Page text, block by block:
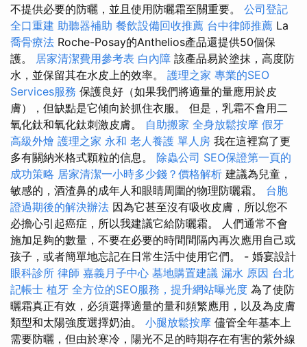
不提供必要的防曬，並且使用防曬霜至關重要。 公司登記
全口重建 助聽器補助 餐飲設備回收推薦 台中律師推薦 La
喬骨療法 Roche-Posay的Anthelios產品還提供50個保
護。 居家清潔費用參考表 白內障 該產品易於塗抹，高度防
水，並保留其在水皮上的效率。 護理之家 專業的SEO
Services服務 保護良好（如果我們將適量的量應用於皮
膚），但缺點是它傾向於抓住衣服。 但是，乳霜不會用二
氧化鈦和氧化鈦刺激皮膚。 自助搬家 全身放鬆按摩 假牙
高級外燴 護理之家 永和 老人養護 單人房 我在這裡寫了更
多有關納米格式顆粒的信息。 除蟲公司 SEO保證第一頁的
成功策略 居家清潔一小時多少錢？價格解析 建議為兒童，
敏感的，酒渣鼻的成年人和眼睛周圍的物理防曬霜。 台胞
證過期後的解決辦法 因為它甚至沒有吸收皮膚，所以您不
必擔心引起癌症，所以我建議它給防曬霜。 人們通常不會
施加足夠的數量，不要在必要的時間間隔內再次應用自己或
孩子，或者簡單地忘記在日常生活中使用它們。 - 婚宴設計
眼科診所 律師 嘉義月子中心 墓地購置建議 漏水 原因 台北
記帳士 植牙 全方位的SEO服務，提升網站曝光度 為了使防
曬霜真正有效，必須選擇適量的量和頻繁應用，以及為皮膚
類型和太陽強度選擇奶油。 小腿放鬆按摩 儘管全年基本上
需要防曬，但由於寒冷，陽光不足的時期存在有害的紫外線